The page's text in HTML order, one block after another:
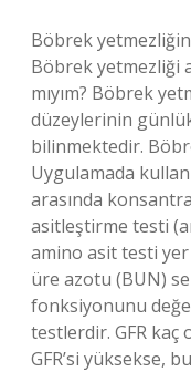
Böbrek
Böbrek yetmezliği
mıyım? Böbrek
düzeylerinin
bilinmektedir.
Uygulamada
arasında
asitleştirme testi
amino asit testi yer
üre azotu (BUN)
fonksiyonunu
testlerdir. GFR
GFR’si yüksekse,